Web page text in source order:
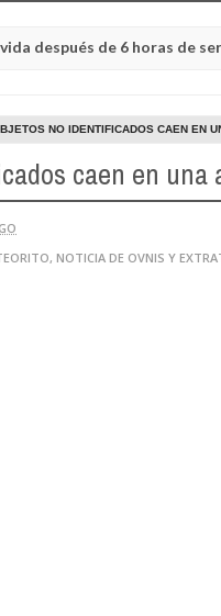
6 horas de ser declarado
NO IDENTIFICADOS CAEN EN
caen en
, NOTICIA DE OVNIS Y